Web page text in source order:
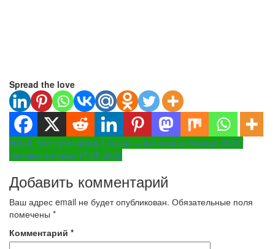
Spread the love
Навигация
по
записям
Изгой. Нет пути назад 3 сезон — все серии (сериал 2026)
Человек в праве 17.05.2026
Добавить комментарий
Ваш адрес email не будет опубликован. Обязательные поля
помечены *
Комментарий *